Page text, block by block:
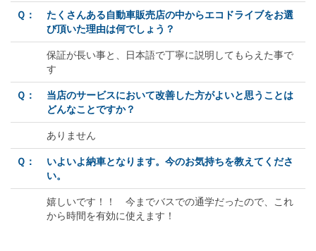
Ｑ：
たくさんある自動車販売店の中からエコドライブをお選
び頂いた理由は何でしょう？
保証が長い事と、日本語で丁寧に説明してもらえた事で
す
Ｑ：
当店のサービスにおいて改善した方がよいと思うことは
どんなことですか？
ありません
Ｑ：
いよいよ納車となります。今のお気持ちを教えてくださ
い。
嬉しいです！！ 今までバスでの通学だったので、これ
から時間を有効に使えます！